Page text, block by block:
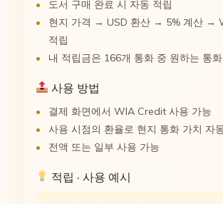
도서 구매 완료 시 자동 적립
현지 가격 → USD 환산 → 5% 계산 →
적립
내 적립금은 166개 통화 중 원하는 통
사용 방법
결제 화면에서 WIA Credit 사용 가능
사용 시점의 환율로 현지 통화 가치 자
전액 또는 일부 사용 가능
적립 · 사용 예시